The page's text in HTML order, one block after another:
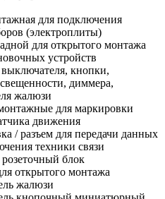
для подключения
(электроплиты)
для открытого монтажа
устройств
кнопки,
диммера,
жалюзи
для маркировки
движения
/ разъем для передачи данных
техники связи
блок
открытого монтажа
жалюзи